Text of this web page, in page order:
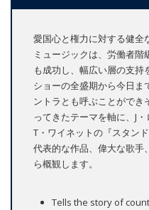
愛国心と権力に対する健全
ミュージックは、労働者
も成功し、幅広い層の支
ショーの全盛期から今日ま
ントラとも呼ぶことがで
ってきたテーマを軸に、J
T・ワイネットの『スタン
代表的な作品、偉大な歌手
ら概観します。
Tells the story of